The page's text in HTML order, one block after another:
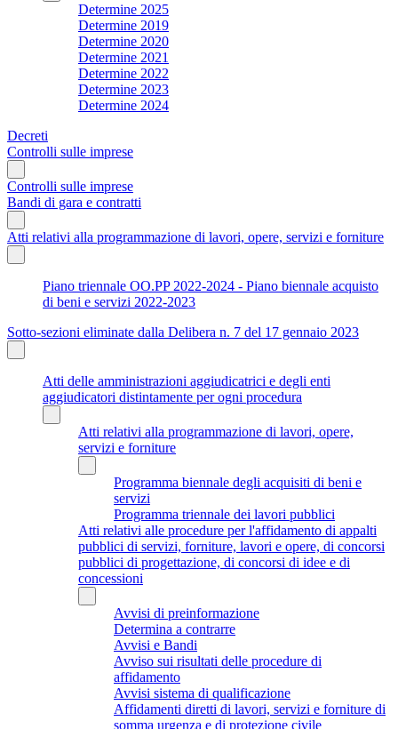
Determine 2025
Determine 2019
Determine 2020
Determine 2021
Determine 2022
Determine 2023
Determine 2024
Decreti
Controlli sulle imprese
Controlli sulle imprese
Bandi di gara e contratti
Atti relativi alla programmazione di lavori, opere, servizi e forniture
Piano triennale OO.PP 2022-2024 - Piano biennale acquisto
di beni e servizi 2022-2023
Sotto-sezioni eliminate dalla Delibera n. 7 del 17 gennaio 2023
Atti delle amministrazioni aggiudicatrici e degli enti
aggiudicatori distintamente per ogni procedura
Atti relativi alla programmazione di lavori, opere,
servizi e forniture
Programma biennale degli acquisiti di beni e
servizi
Programma triennale dei lavori pubblici
Atti relativi alle procedure per l'affidamento di appalti
pubblici di servizi, forniture, lavori e opere, di concorsi
pubblici di progettazione, di concorsi di idee e di
concessioni
Avvisi di preinformazione
Determina a contrarre
Avvisi e Bandi
Avviso sui risultati delle procedure di
affidamento
Avvisi sistema di qualificazione
Affidamenti diretti di lavori, servizi e forniture di
somma urgenza e di protezione civile